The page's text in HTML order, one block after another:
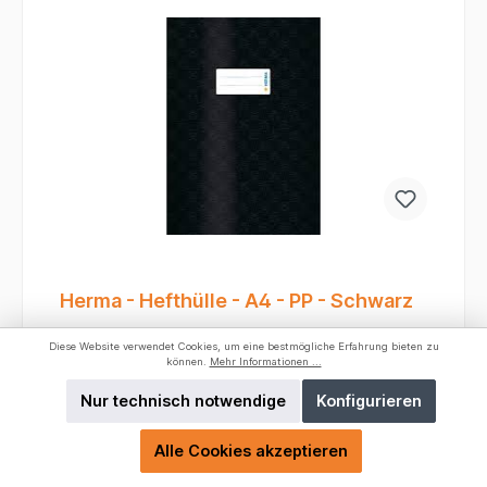
rutscht nicht so leicht vom Schultisch.
Herma - Hefthülle - A4 - PP - Schwarz
Gerade in der Schule sind Heftumschläge
unverzichtbar, um die Hefte vor Abnutzung,
Schmutz und Eselsohren zu schützen. Die Herma
Heftumschläge A4 aus Plastik sind hierfür eine
Diese Website verwendet Cookies, um eine bestmögliche Erfahrung bieten zu
können.
Mehr Informationen ...
Nur technisch notwendige Konfigurieren
Alle Cookies akzeptieren